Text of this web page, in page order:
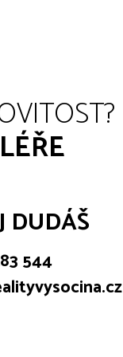
DUDÁŠ
544